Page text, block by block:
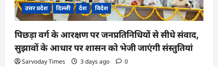
उत्तर प्रदेश दिल्ली देश विदेश
पिछड़ा वर्ग के आरक्षण पर जनप्रतिनिधियों से सीधे संवाद,
सुझावों के आधार पर शासन को भेजी जाएंगी संस्तुतियां
Sarvoday Times 3 days ago 0